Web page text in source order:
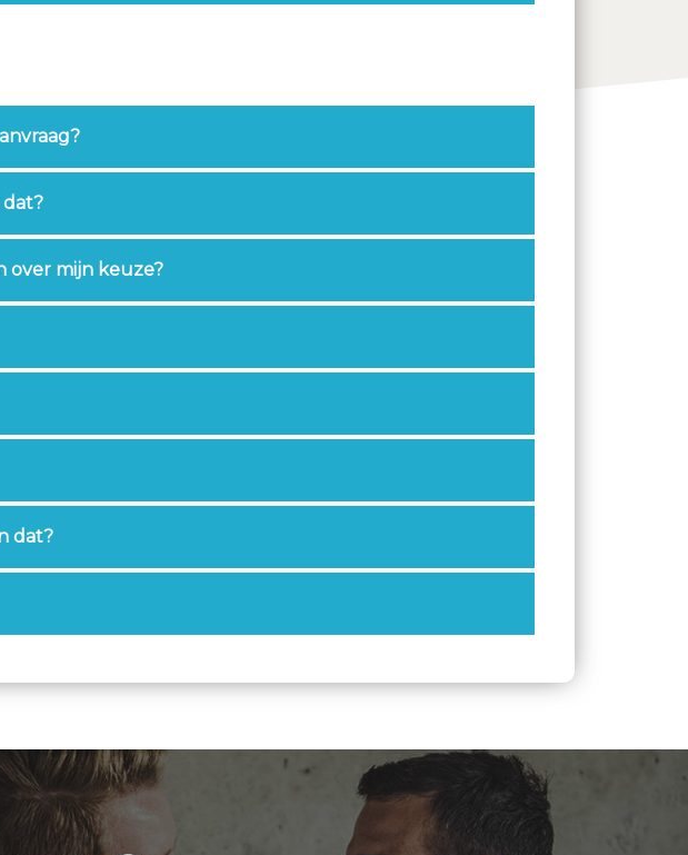
over mijn keuze?
dat?